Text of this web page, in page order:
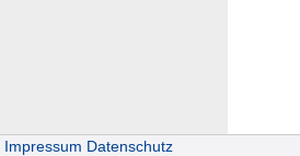
Impressum Datenschutz